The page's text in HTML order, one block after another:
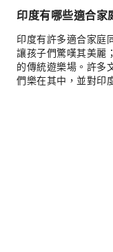
印度有哪些適合家
印度有許多適合家庭
讓孩子們驚嘆其美麗
的傳統遊樂場。許多
們樂在其中，並對印